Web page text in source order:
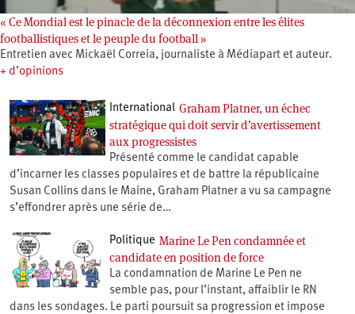
« Ce Mondial est le pinacle de la déconnexion entre les élites
footballistiques et le peuple du football »
Entretien avec Mickaël Correia, journaliste à Médiapart et auteur.
+ d’opinions
International Graham Platner, un échec
stratégique qui doit servir d’avertissement
aux progressistes
Présenté comme le candidat capable
d’incarner les classes populaires et de battre la républicaine
Susan Collins dans le Maine, Graham Platner a vu sa campagne
s’effondrer après une série de…
Politique Marine Le Pen condamnée et
candidate en position de force
La condamnation de Marine Le Pen ne
semble pas, pour l’instant, affaiblir le RN
dans les sondages. Le parti poursuit sa progression et impose